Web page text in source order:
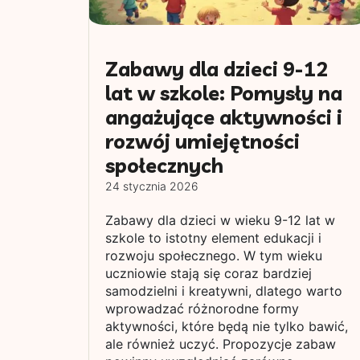
Zabawy dla dzieci 9-12
lat w szkole: Pomysły na
angażujące aktywności i
rozwój umiejętności
społecznych
24 stycznia 2026
Zabawy dla dzieci w wieku 9-12 lat w
szkole to istotny element edukacji i
rozwoju społecznego. W tym wieku
uczniowie stają się coraz bardziej
samodzielni i kreatywni, dlatego warto
wprowadzać różnorodne formy
aktywności, które będą nie tylko bawić,
ale również uczyć. Propozycje zabaw